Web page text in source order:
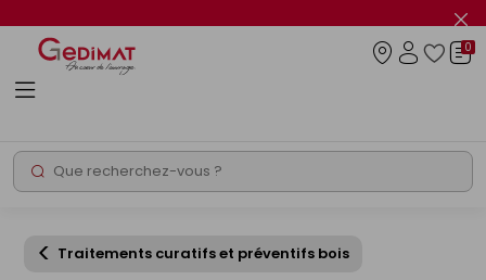
le
info
Rechercher
0
Traitements curatifs et préventifs bois